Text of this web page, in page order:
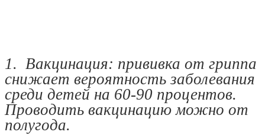
1. Вакцинация: прививка от гриппа
снижает вероятность заболевания
среди детей на 60-90 процентов.
Проводить вакцинацию можно от
полугода.